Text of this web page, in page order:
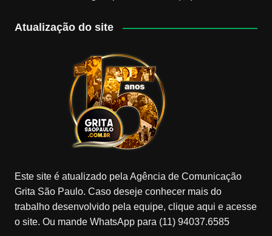
Atualização do site
Este site é atualizado pela Agência de Comunicação
Grita São Paulo. Caso deseje conhecer mais do
trabalho desenvolvido pela equipe, clique aqui e acesse
o site. Ou mande WhatsApp para (11) 94037.6585